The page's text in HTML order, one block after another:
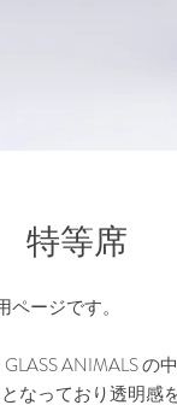
特等席
ージです。
ANIMALS の
なっており透明感